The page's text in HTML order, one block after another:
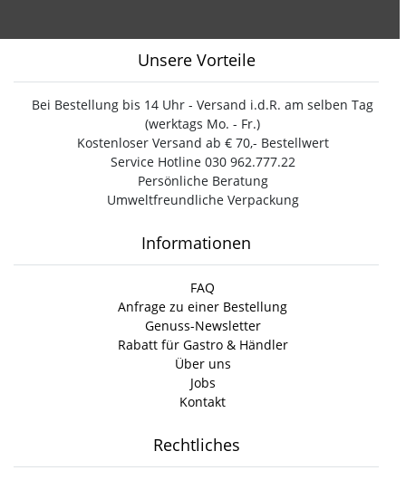
Unsere Vorteile
Bei Bestellung bis 14 Uhr - Versand i.d.R. am selben Tag
(werktags Mo. - Fr.)
Kostenloser Versand ab € 70,- Bestellwert
Service Hotline 030 962.777.22
Persönliche Beratung
Umweltfreundliche Verpackung
Informationen
FAQ
Anfrage zu einer Bestellung
Genuss-Newsletter
Rabatt für Gastro & Händler
Über uns
Jobs
Kontakt
Rechtliches